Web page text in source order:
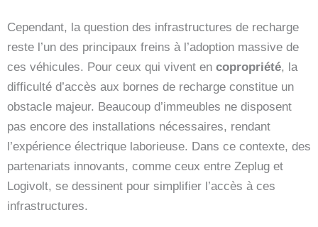
Cependant, la question des infrastructures de recharge
reste l’un des principaux freins à l’adoption massive de
ces véhicules. Pour ceux qui vivent en copropriété, la
difficulté d’accès aux bornes de recharge constitue un
obstacle majeur. Beaucoup d’immeubles ne disposent
pas encore des installations nécessaires, rendant
l’expérience électrique laborieuse. Dans ce contexte, des
partenariats innovants, comme ceux entre Zeplug et
Logivolt, se dessinent pour simplifier l’accès à ces
infrastructures.